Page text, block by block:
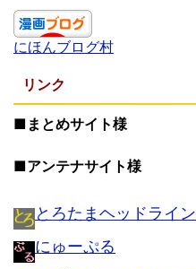
にほんブログ村
リンク
■まとめサイト様
■アンテナサイト様
とろたまヘッドライン
にゅーぷる